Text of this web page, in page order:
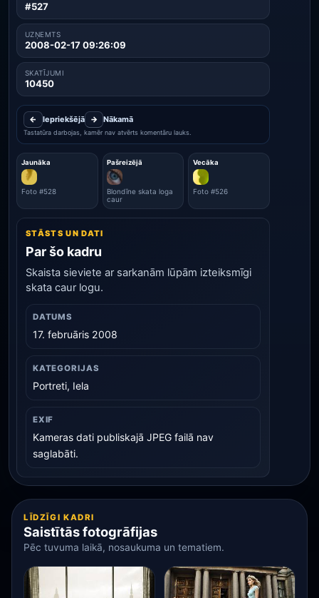
#527
UZŅEMTS
2008-02-17 09:26:09
SKATĪJUMI
10450
← Iepriekšējā → Nākamā
Tastatūra darbojas, kamēr nav atvērts komentāru lauks.
Jaunāka
Foto #528
Pašreizējā
Blondīne skata loga
caur
Vecāka
Foto #526
STĀSTS UN DATI
Par šo kadru
Skaista sieviete ar sarkanām lūpām izteiksmīgi
skata caur logu.
DATUMS
17. februāris 2008
KATEGORIJAS
Portreti, Iela
EXIF
Kameras dati publiskajā JPEG failā nav
saglabāti.
LĪDZĪGI KADRI
Saistītās fotogrāfijas
Pēc tuvuma laikā, nosaukuma un tematiem.